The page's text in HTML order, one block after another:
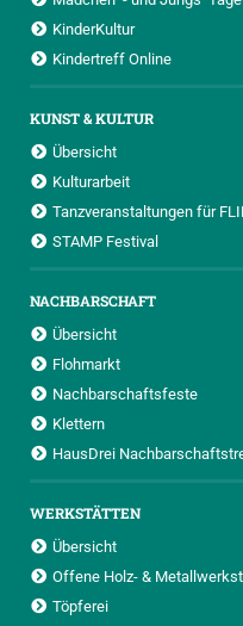
KinderKultur
Kindertreff Online
KUNST & KULTUR
Übersicht
Kulturarbeit
Tanzveranstaltungen für
STAMP Festival
NACHBARSCHAFT
Übersicht
Flohmarkt
Nachbarschaftsfeste
Klettern
HausDrei
WERKSTÄTTEN
Übersicht
Offene Holz- &
Töpferei